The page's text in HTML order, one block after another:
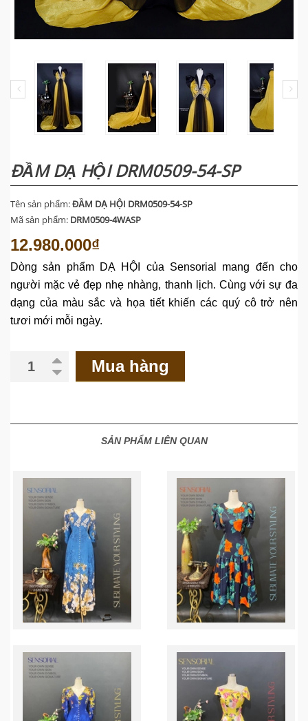
ĐẦM DẠ HỘI DRM0509-54-SP
Tên sản phẩm:ĐẦM DẠ HỘI DRM0509-54-SP
Mã sản phẩm: DRM0509-4WASP
12.980.000₫
Dòngsản phẩm DẠ HỘI của Sensorial mang đến cho
người mặc vẻ đẹp nhẹ nhàng, thanh lịch. Cùng với sự đa
dạng của màu sắc và họa tiết khiến các quý cô trở nên
tươi mới mỗi ngày.
Mua hàng
SẢN PHẨM LIÊN QUAN